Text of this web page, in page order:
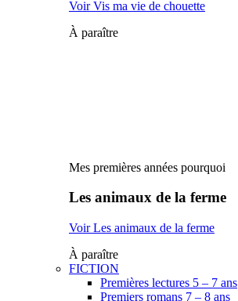
Voir Vis ma vie de chouette
À paraître
Mes premières années pourquoi
Les animaux de la ferme
Voir Les animaux de la ferme
À paraître
FICTION
Premières lectures 5 – 7 ans
Premiers romans 7 – 8 ans